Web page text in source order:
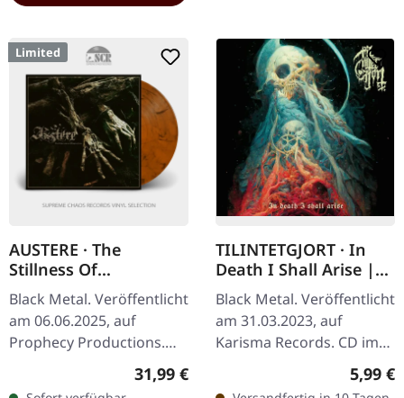
Limited
AUSTERE · The
Stillness Of
Dissolution |
ORANGE/BLACK LP
Black Metal. Veröffentlicht
am 06.06.2025, auf
Prophecy Productions.
marmoriertes Vinyl, mit
Regulärer Preis:
31,99 €
TILINTETGJORT · In
Death I Shall Arise |
CD
Black Metal. Veröffentlicht
am 31.03.2023, auf
Karisma Records. CD im
Jewelcase. Tilintetgjort
liefern mit „In Death I
5,99 €